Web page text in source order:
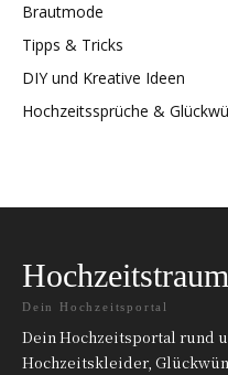
Brautmode
Tipps & Tricks
DIY und Kreative Ideen
Hochzeitssprüche &
Hochzeitstraum
Dein Hochzeitsportal
Dein Hochzeitsportal rund
Hochzeitskleider,